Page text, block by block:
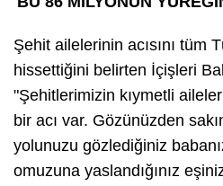
Şehit ailelerinin acısını tüm
hissettiğini belirten İçişleri
"Şehitlerimizin kıymetli
bir acı var. Gözünüzden
yolunuzu gözlediğiniz
omuzuna yaslandığınız